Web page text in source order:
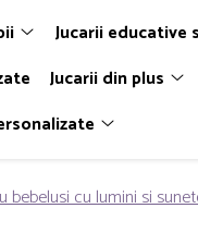
Jucarii educative
Jucarii din plus
bebelusi cu lumini si